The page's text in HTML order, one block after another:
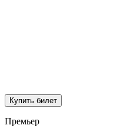
Купить билет
Премьер